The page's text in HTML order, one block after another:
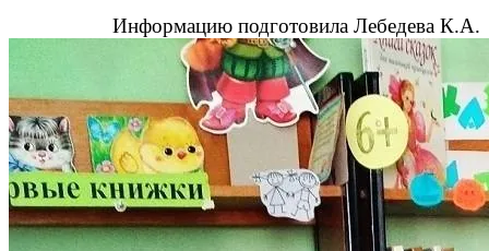
Информацию подготовила Лебедева К.А.